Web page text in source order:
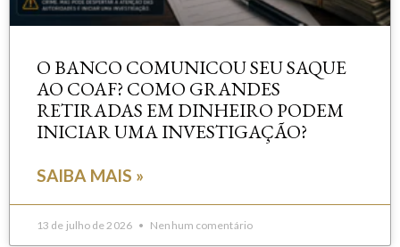
O BANCO COMUNICOU SEU SAQUE
AO COAF? COMO GRANDES
RETIRADAS EM DINHEIRO PODEM
INICIAR UMA INVESTIGAÇÃO?
SAIBA MAIS »
13 de julho de 2026 Nenhum comentário